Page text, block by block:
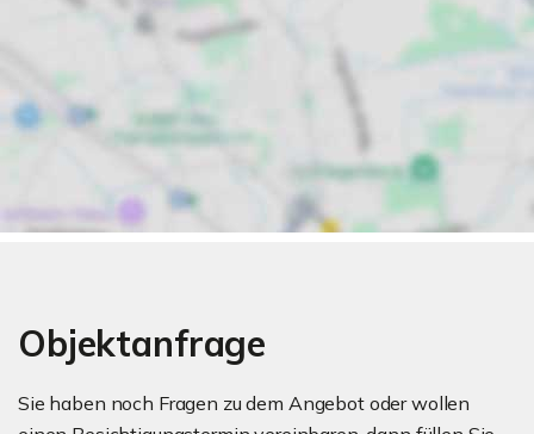
Objektanfrage
Sie haben noch Fragen zu dem Angebot oder wollen